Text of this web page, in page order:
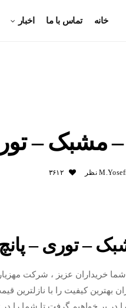
خانه تماس با ما اخبار
– توری –
– پانچ – ۳۰۴ –
خریداران عزیز ، شرکت
بهترین کیفیت را با نازلترین